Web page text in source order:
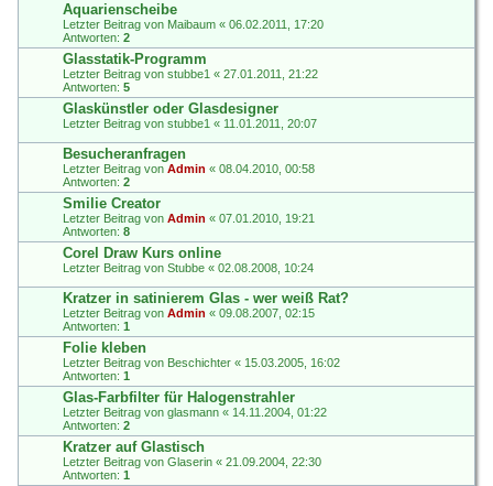
Aquarienscheibe
Letzter Beitrag von Maibaum « 06.02.2011, 17:20
Antworten: 2
Glasstatik-Programm
Letzter Beitrag von stubbe1 « 27.01.2011, 21:22
Antworten: 5
Glaskünstler oder Glasdesigner
Letzter Beitrag von stubbe1 « 11.01.2011, 20:07
Besucheranfragen
Letzter Beitrag von Admin « 08.04.2010, 00:58
Antworten: 2
Smilie Creator
Letzter Beitrag von Admin « 07.01.2010, 19:21
Antworten: 8
Corel Draw Kurs online
Letzter Beitrag von Stubbe « 02.08.2008, 10:24
Kratzer in satinierem Glas - wer weiß Rat?
Letzter Beitrag von Admin « 09.08.2007, 02:15
Antworten: 1
Folie kleben
Letzter Beitrag von Beschichter « 15.03.2005, 16:02
Antworten: 1
Glas-Farbfilter für Halogenstrahler
Letzter Beitrag von glasmann « 14.11.2004, 01:22
Antworten: 2
Kratzer auf Glastisch
Letzter Beitrag von Glaserin « 21.09.2004, 22:30
Antworten: 1